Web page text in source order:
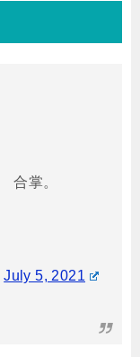
合掌。
July 5, 2021